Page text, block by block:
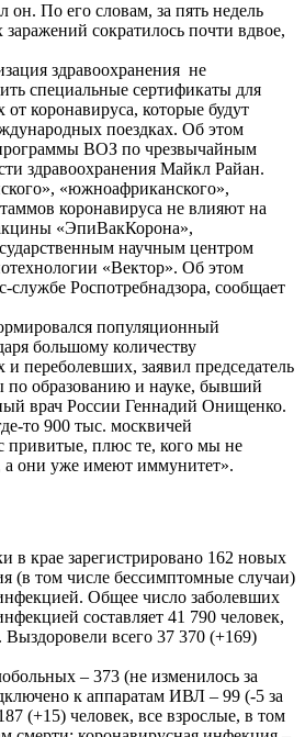
он. По его словам, за пять недель
сократилось почти вдвое,
здравоохранения не
специальные сертификаты для
коронавируса, которые будут
поездках. Об этом
ВОЗ по чрезвычайным
здравоохранения Майкл Райан.
«южноафриканского»,
коронавируса не влияют на
«ЭпиВакКорона»,
научным центром
«Вектор». Об этом
службе Роспотребнадзора, сообщает
популяционный
большому количеству
переболевших, заявил председатель
по образованию и науке, бывший
врач России Геннадий Онищенко.
то 900 тыс. москвичей
привитые, плюс те, кого мы не
а они уже имеют иммунитет».
в крае зарегистрировано 162 новых
(в том числе бессимптомные случаи)
Общее число заболевших
составляет 41 790 человек,
Выздоровели всего 37 370 (+169)
– 373 (не изменилось за
к аппаратам ИВЛ – 99 (-5 за
(+15) человек, все взрослые, в том